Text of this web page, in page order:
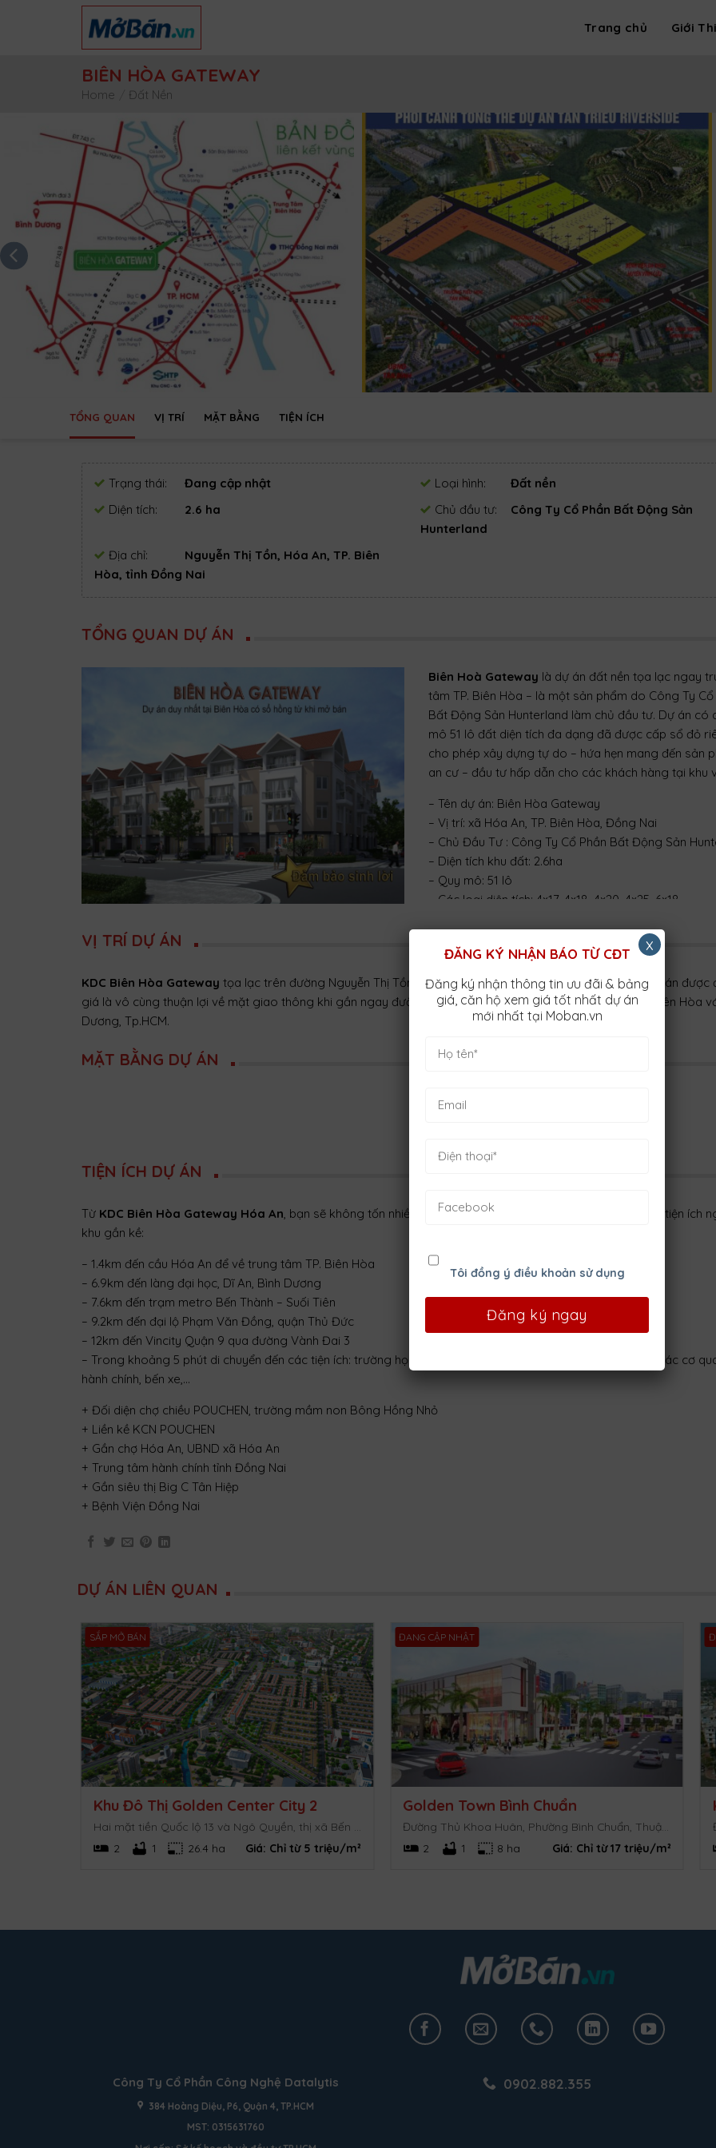
Trang chủ Giới
BIÊN HÒA GATEWAY
Home Đất Nền
TỔNG QUAN VỊ TRÍ MẶT BẰNG TIỆN ÍCH
Trạng thái: Đang cập nhật Loại hình:
Đất nền
Diện tích:
2.6 ha Chủ đầu tư:
Công Ty Cổ Phần Bất Động Sản
Hunterland
Địa chỉ:
Nguyễn Thị Tồn, Hóa An, TP. Biên
Hòa, tỉnh Đồng Nai
TỔNG QUAN DỰ ÁN
Biên Hoà Gateway là dự án đất nền tọa lạc ngay
tâm TP. Biên Hòa – là một sản phẩm do Công Ty Cổ
Bất Động Sản Hunterland làm chủ đầu tư. Dự án có
mô 51 lô đất diện tích đa dạng đã được cấp sổ đỏ
cho phép xây dựng tự do – hứa hẹn mang đến sản
an cư – đầu tư hấp dẫn cho các khách hàng tại khu
– Tên dự án: Biên Hòa Gateway
– Vị trí: xã Hóa An, TP. Biên Hòa, Đồng Nai
– Chủ Đầu Tư : Công Ty Cổ Phần Bất Động Sản
– Diện tích khu đất: 2.6ha
– Quy mô: 51 lô
– Các loại diện tích: 4×17, 4×18, 4×20, 4×25, 6×18,…
– Ngân hàng bảo lãnh: TPBank và ACB
VỊ TRÍ DỰ ÁN
KDC Biên Hòa Gateway tọa lạc trên đường Nguyễn Thị Tồn, Hóa An, TP. Biên Hòa, tỉnh Đồng Nai. Vị trí dự án được
giá là vô cùng thuận lợi về mặt giao thông khi gần ngay đường QL 1K – tuyến đường huyết mạch nối TP. Biên Hòa
Dương, Tp.HCM.
MẶT BẰNG DỰ ÁN
TIỆN ÍCH DỰ ÁN
Từ KDC Biên Hòa Gateway Hóa An, bạn sẽ không tốn nhiều thời gian, công sức để tiếp cận với chuỗi các tiện ích
khu gần kề:
– 1.4km đến cầu Hóa An để về trung tâm TP. Biên Hòa
– 6.9km đến làng đại học, Dĩ An, Bình Dương
– 7.6km đến trạm metro Bến Thành – Suối Tiên
– 9.2km đến đại lộ Phạm Văn Đồng, quận Thủ Đức
– 12km đến Vincity Quận 9 qua đường Vành Đai 3
– Trong khoảng 5 phút di chuyển đến các tiện ích: trường học, chợ, công viên cây xanh, siêu thị, bệnh viện, các cơ
hành chính, bến xe,…
+ Đối diện chợ chiều POUCHEN, trường mầm non Bông Hồng Nhỏ
+ Liền kề KCN POUCHEN
+ Gần chợ Hóa An, UBND xã Hóa An
+ Trung tâm hành chính tỉnh Đồng Nai
+ Gần siêu thị Big C Tân Hiệp
+ Bệnh Viện Đồng Nai
DỰ ÁN LIÊN QUAN
SẮP MỞ BÁN
Khu Đô Thị Golden Center City 2
2
1 26.4 ha Giá: Chỉ từ 5 triệu/m²
ĐANG CẬP NHẬT
Golden Town Bình Chuẩn
2
1 8 ha Giá: Chỉ từ 17 triệu/m²
Công Ty Cổ Phần Công Nghệ Datalytis
384 Hoàng Diệu, P6, Quận 4, TP.HCM
MST: 0315631760
0902.882.355
ĐĂNG KÝ NHẬN BÁO TỪ CĐT
Đăng ký nhận thông tin ưu đãi & bảng
giá, căn hộ xem giá tốt nhất dự án
mới nhất tại Moban.vn
Tôi đồng ý điều khoản sử dụng
x